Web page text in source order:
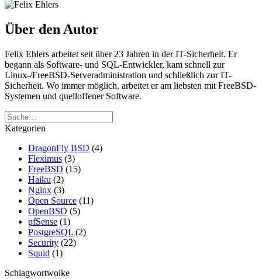
Über den Autor
Felix Ehlers arbeitet seit über 23 Jahren in der IT-Sicherheit. Er
begann als Software- und SQL-Entwickler, kam schnell zur
Linux-/FreeBSD-Serveradministration und schließlich zur IT-
Sicherheit. Wo immer möglich, arbeitet er am liebsten mit FreeBSD-
Systemen und quelloffener Software.
Kategorien
DragonFly BSD (4)
Fleximus (3)
FreeBSD (15)
Haiku (2)
Nginx (3)
Open Source (11)
OpenBSD (5)
pfSense (1)
PostgreSQL (2)
Security (22)
Squid (1)
Schlagwortwolke